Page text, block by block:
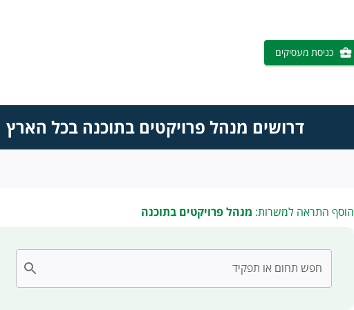
כניסת מעסיקים
דרושים מנהל פרויקטים בתוכנה בכל הארץ
הוסף התראה למשרות: מנהל פרויקטים בתוכנה
חפש תחום או תפקיד